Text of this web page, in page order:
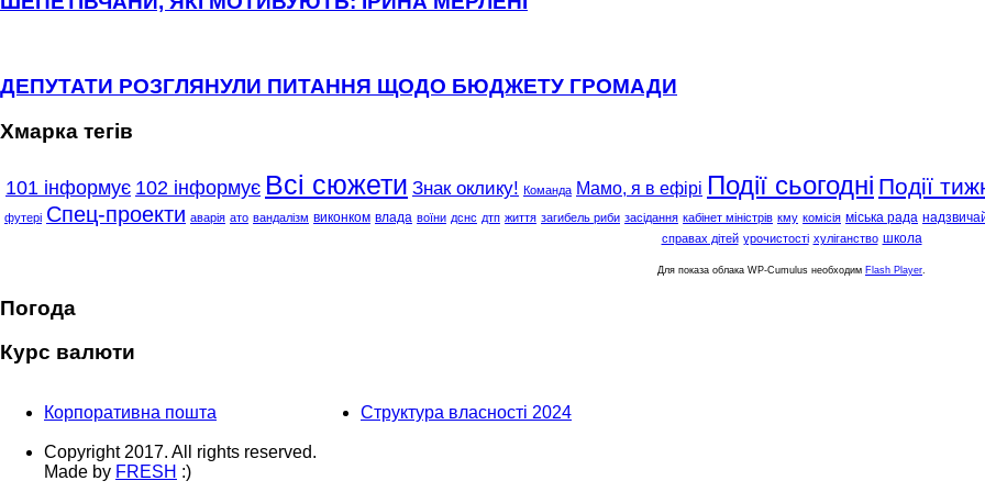
ДЕПУТАТИ РОЗГЛЯНУЛИ ПИТАННЯ ЩОДО БЮДЖЕТУ ГРОМАДИ
Хмарка тегів
101 інформує 102 інформує Всі сюжети Знак оклику! Команда Мамо, я в ефірі Події сьогодні Події
футері Спец-проекти аварія ато вандалізм виконком влада воїни дснс дтп життя загибель риби засідання кабінет міністрів кму комісія міська рада
справах дітей урочистості хуліганство школа
Для показа облака WP-Cumulus необходим Flash Player
Погода
Курс валюти
Корпоративна пошта
Copyright 2017. All rights reserved.
Made by FRESH :)
Структура власності 2024